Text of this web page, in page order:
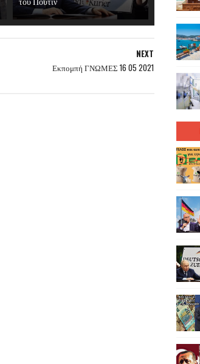
NEXT
Εκπομπή ΓΝΩΜΕΣ 16 05 2021